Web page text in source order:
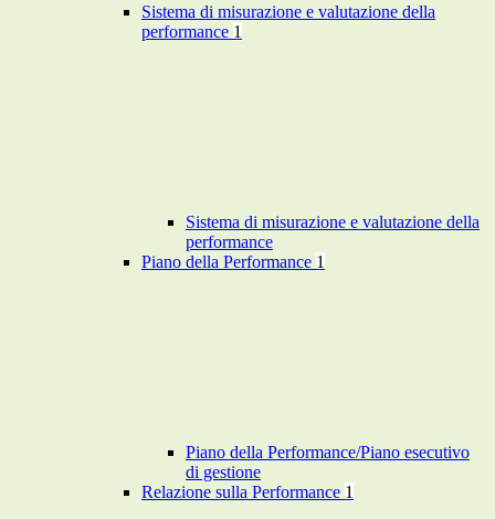
Sistema di misurazione e valutazione della
performance 1
Sistema di misurazione e valutazione della
performance
Piano della Performance 1
Piano della Performance/Piano esecutivo
di gestione
Relazione sulla Performance 1